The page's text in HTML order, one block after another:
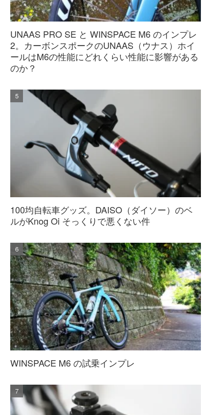
UNAAS PRO SE と WINSPACE M6 のインプレ
2。カーボンスポークのUNAAS（ウナス）ホイ
ールはM6の性能にどれくらい性能に影響がある
のか？
100均自転車グッズ。DAISO（ダイソー）のベ
ルがKnog Oi そっくりで悪くない件
WINSPACE M6 の試乗インプレ